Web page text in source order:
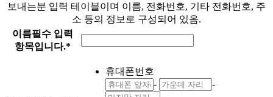
보내는분 입력 테이블이며 이름, 전화번호, 기타 전화번호, 주
소 등의 정보로 구성되어 있음.
이름필수 입력
항목입니다.*
휴대폰번호
-
-